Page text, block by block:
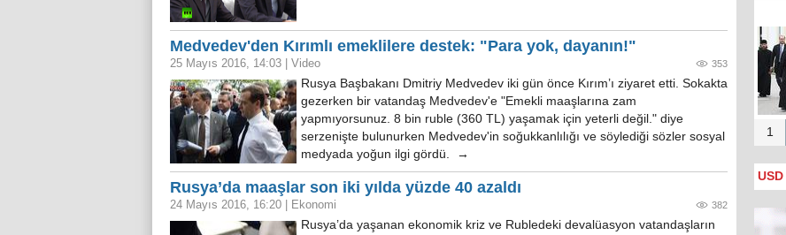
Medvedev'den Kırımlı emeklilere destek: "Para yok, dayanın!"
25 Mayıs 2016, 14:03 Video 353
Rusya‬ Başbakanı Dmitriy ‪‎Medvedev‬ iki gün önce ‎Kırım‬’ı ziyaret etti. Sokakta
gezerken bir vatandaş Medvedev'e "Emekli maaşlarına zam
yapmıyorsunuz. 8 bin ruble (360 TL) yaşamak için yeterli değil." diye
serzenişte bulunurken Medvedev'in soğukkanlılığı ve söylediği sözler sosyal
medyada yoğun ilgi gördü. →
Rusya’da maaşlar son iki yılda yüzde 40 azaldı
24 Mayıs 2016, 16:20 Ekonomi 382
Rusya’da yaşanan ekonomik kriz ve Rubledeki devalüasyon vatandaşların
1
USD